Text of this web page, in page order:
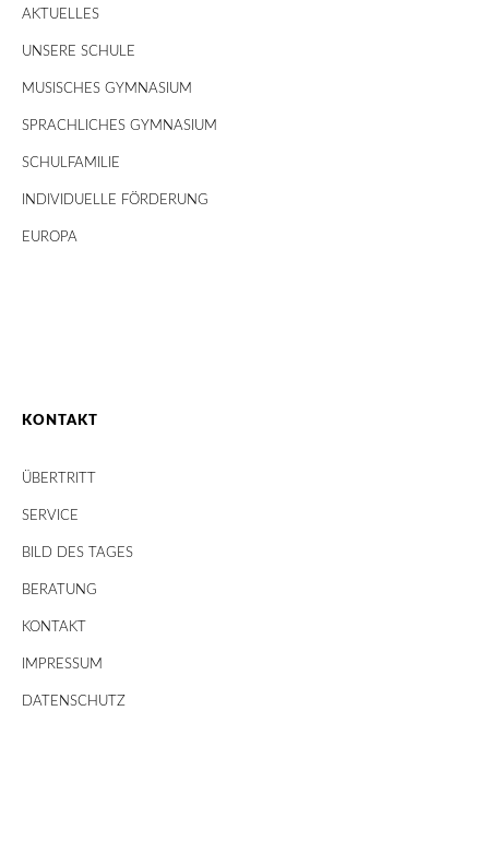
AKTUELLES
UNSERE SCHULE
MUSISCHES GYMNASIUM
SPRACHLICHES GYMNASIUM
SCHULFAMILIE
INDIVIDUELLE FÖRDERUNG
EUROPA
KONTAKT
ÜBERTRITT
SERVICE
BILD DES TAGES
BERATUNG
KONTAKT
IMPRESSUM
DATENSCHUTZ